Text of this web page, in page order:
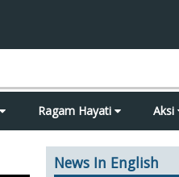
Ragam Hayati Aksi
News In English